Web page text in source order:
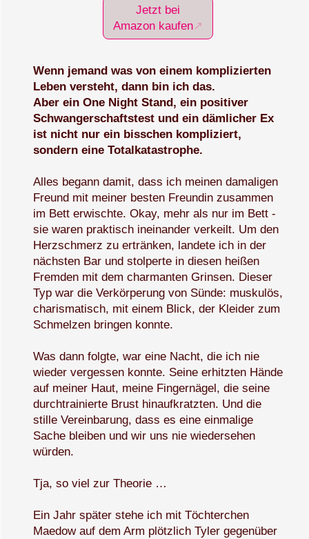
Jetzt bei
Amazon kaufen
Wenn jemand was von einem komplizierten
Leben versteht, dann bin ich das.
Aber ein One Night Stand, ein positiver
Schwangerschaftstest und ein dämlicher Ex
ist nicht nur ein bisschen kompliziert,
sondern eine Totalkatastrophe.
Alles begann damit, dass ich meinen damaligen
Freund mit meiner besten Freundin zusammen
im Bett erwischte. Okay, mehr als nur im Bett -
sie waren praktisch ineinander verkeilt. Um den
Herzschmerz zu ertränken, landete ich in der
nächsten Bar und stolperte in diesen heißen
Fremden mit dem charmanten Grinsen. Dieser
Typ war die Verkörperung von Sünde: muskulös,
charismatisch, mit einem Blick, der Kleider zum
Schmelzen bringen konnte.
Was dann folgte, war eine Nacht, die ich nie
wieder vergessen konnte. Seine erhitzten Hände
auf meiner Haut, meine Fingernägel, die seine
durchtrainierte Brust hinaufkratzten. Und die
stille Vereinbarung, dass es eine einmalige
Sache bleiben und wir uns nie wiedersehen
würden.
Tja, so viel zur Theorie …
Ein Jahr später stehe ich mit Töchterchen
Maedow auf dem Arm plötzlich Tyler gegenüber